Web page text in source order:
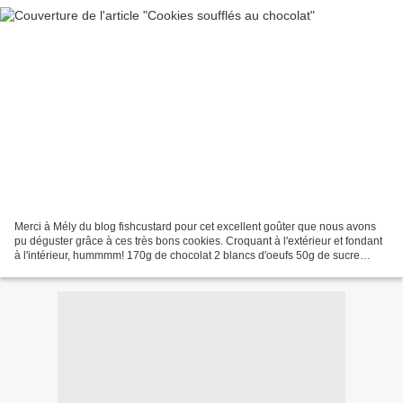
Merci à Mély du blog fishcustard pour cet excellent goûter que nous avons
pu déguster grâce à ces très bons cookies. Croquant à l'extérieur et fondant
à l'intérieur, hummmm! 170g de chocolat 2 blancs d'oeufs 50g de sucre